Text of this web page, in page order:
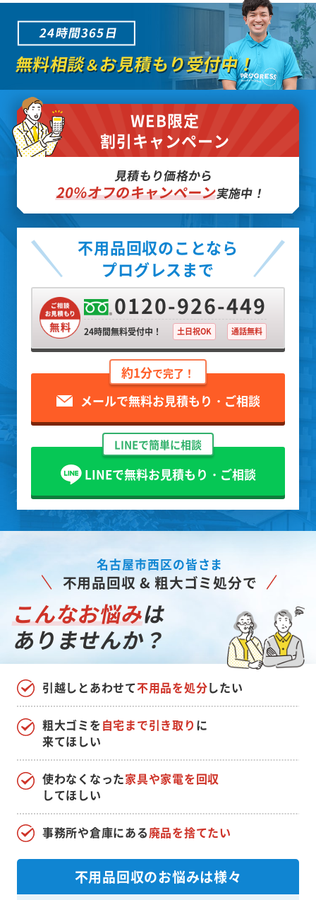
24時間365日
無料相談＆お見積もり受付中！
WEB限定
割引キャンペーン
見積もり価格から
20%オフのキャンペーン実施中！
不用品回収のことなら
プログレスまで
0120-926-449
24時間無料受付中！ 土日祝OK 通話無料
約1分で完了！
メールで無料お見積もり・ご相談
LINEで簡単に相談
LINEで無料お見積もり・ご相談
名古屋市西区の皆さま
不用品回収 & 粗大ゴミ処分で
こんなお悩みは
ありませんか？
引越しとあわせて不用品を処分したい
使わなくなった家具や家電を回収
してほしい
粗大ゴミを自宅まで引き取り に
来てほしい
事務所や倉庫にある廃品を捨てたい
不用品回収のお悩みは様々